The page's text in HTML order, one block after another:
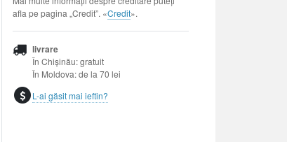
afla pe pagina „Credit”. «Credit».
livrare
În Chișinău: gratuit
În Moldova: de la 70 lei
L-ai găsit mai ieftin?